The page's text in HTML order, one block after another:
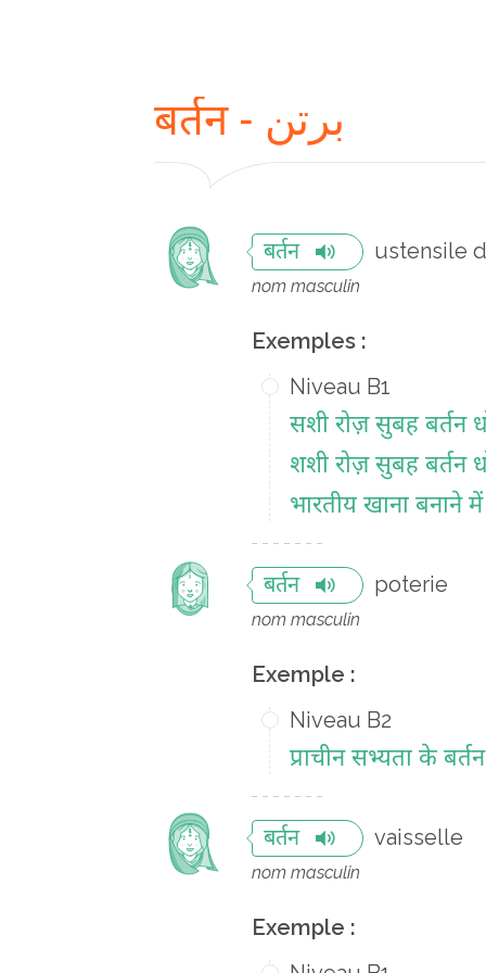
बर्तन - برتن
बर्तन ustensile
nom masculin
Exemples :
Niveau B1
सशी रोज़ सुबह बर्तन
शशी रोज़ सुबह बर्तन
भारतीय खाना बनाने
बर्तन poterie
nom masculin
Exemple :
Niveau B2
प्राचीन सभ्यता के बर्तन
बर्तन vaisselle
nom masculin
Exemple :